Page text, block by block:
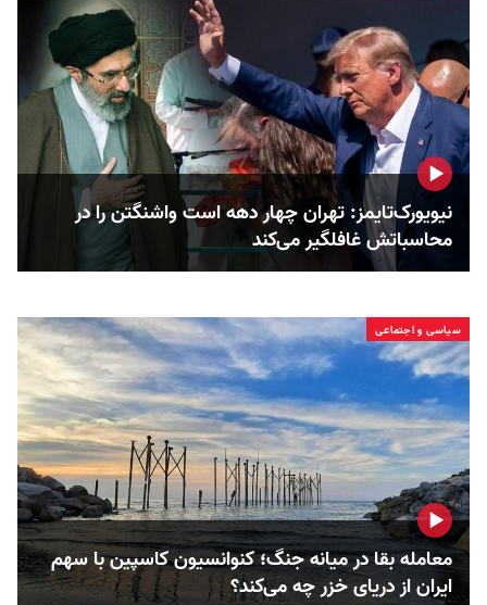
نیویورک‌تایمز: تهران چهار دهه است واشنگتن را در
محاسباتش غافلگیر می‌کند
سیاسی و اجتماعی
معامله بقا در میانه جنگ؛ کنوانسیون کاسپین با سهم
ایران از دریای خزر چه می‌کند؟